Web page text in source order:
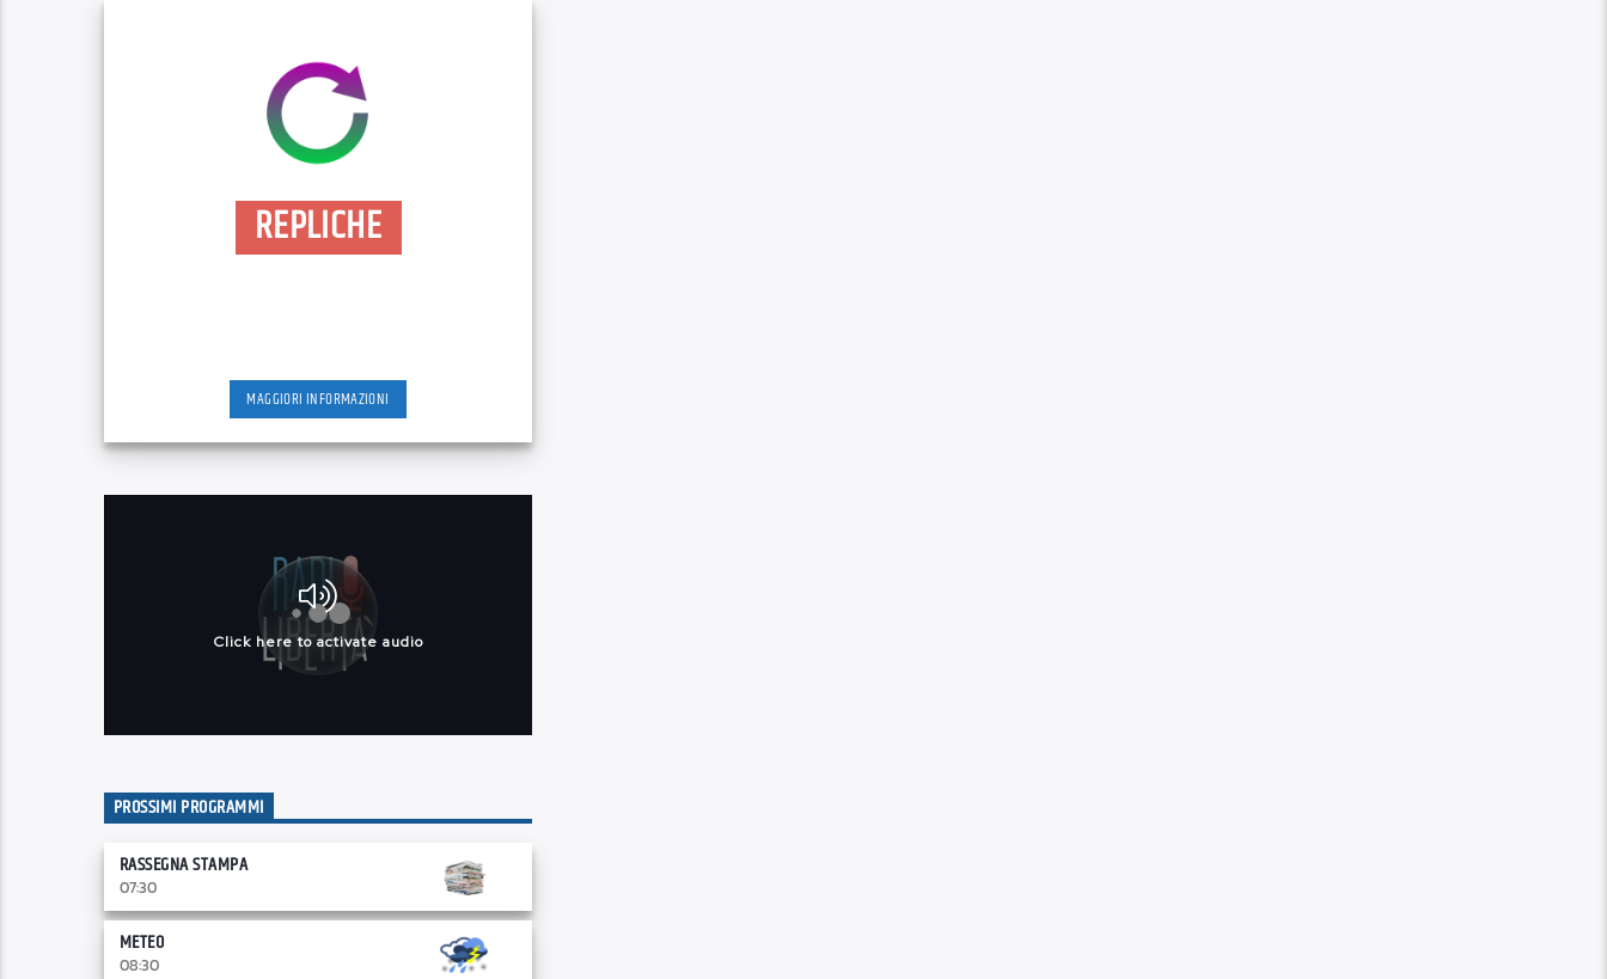
REPLICHE
MAGGIORI INFORMAZIONI
PROSSIMI PROGRAMMI
RASSEGNA STAMPA
07:30
METEO
08:30